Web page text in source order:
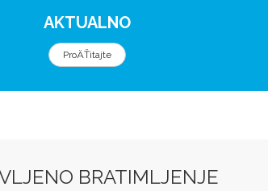
AKTUALNO
ProÄŤitajte
BRATIMLJENJE